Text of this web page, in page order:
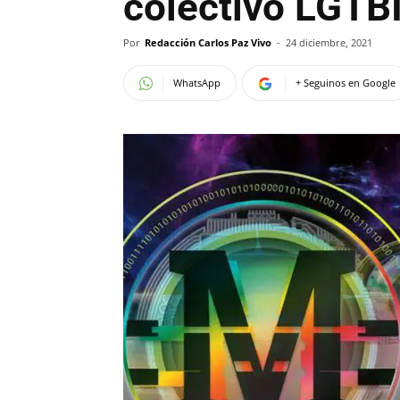
Por Redacción Carlos Paz Vivo - 24 diciembre, 2021
WhatsApp + Seguinos en Google